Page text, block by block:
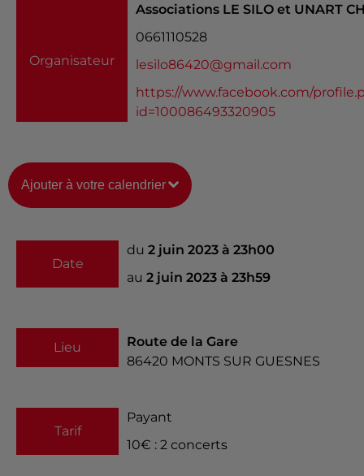
Organisateur
Associations LE SILO et UNART
0661110528
lesilo86420@gmail.com
https://www.facebook.com/
id=100086493320905
Ajouter à votre calendrier
Date
du 2 juin 2023 à 23h00
au 2 juin 2023 à 23h59
Lieu
Route de la Gare
86420 MONTS SUR GUESNES
Tarif
Payant
10€ : 2 concerts